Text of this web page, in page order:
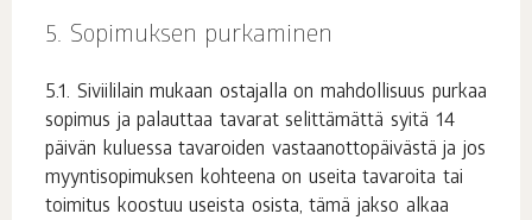
Sopimuksen purkaminen
Siviililain mukaan ostajalla on mahdollisuus purkaa
sopimus ja palauttaa tavarat selittämättä syitä 14
päivän kuluessa tavaroiden vastaanottopäivästä ja jos
myyntisopimuksen kohteena on useita tavaroita tai
toimitus koostuu useista osista, tämä jakso alkaa